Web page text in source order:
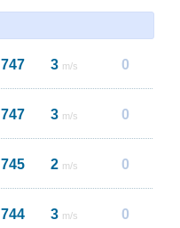
747 3 m/s 0
747 3 m/s 0
745 2 m/s 0
744 3 m/s 0